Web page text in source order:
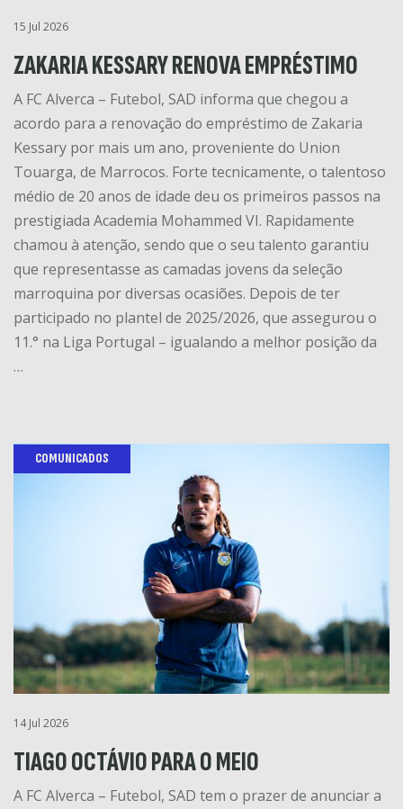
15 Jul 2026
ZAKARIA KESSARY RENOVA EMPRÉSTIMO
A FC Alverca – Futebol, SAD informa que chegou a
acordo para a renovação do empréstimo de Zakaria
Kessary por mais um ano, proveniente do Union
Touarga, de Marrocos. Forte tecnicamente, o talentoso
médio de 20 anos de idade deu os primeiros passos na
prestigiada Academia Mohammed VI. Rapidamente
chamou à atenção, sendo que o seu talento garantiu
que representasse as camadas jovens da seleção
marroquina por diversas ocasiões. Depois de ter
participado no plantel de 2025/2026, que assegurou o
11.° na Liga Portugal – igualando a melhor posição da
…
COMUNICADOS
14 Jul 2026
TIAGO OCTÁVIO PARA O MEIO
A FC Alverca – Futebol, SAD tem o prazer de anunciar a